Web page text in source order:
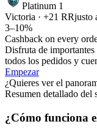
Platinum 1
Victoria · +21 RRjusto
3–10%
Cashback on every
Disfruta de
todos los pedidos y
Empezar
¿Quieres ver el
Resumen detallado del
¿Cómo funciona